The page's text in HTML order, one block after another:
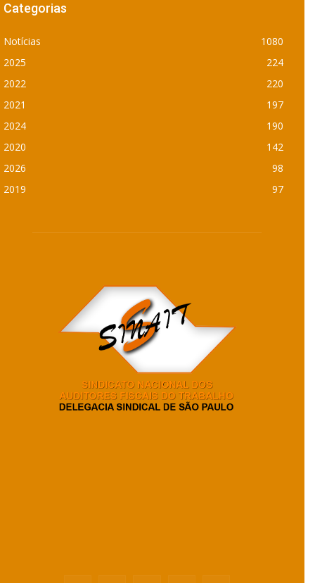
Categorias
Notícias
1080
2025
224
2022
220
2021
197
2024
190
2020
142
2026
98
2019
97